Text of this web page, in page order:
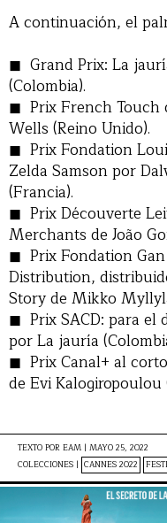
A continuación, el
Grand Prix: La
(Colombia).
Prix French
Wells (Reino Unido).
Prix Fondation
Zelda Samson por
(Francia).
Prix Découverte
Merchants de João
Prix Fondation
Distribution,
Story de Mikko
Prix SACD: para
por La jauría
Prix Canal+ al
de Evi Kalogiropoulou
TEXTO POR EAM | MAYO 25, 2022
COLECCIONES | CANNES 2022